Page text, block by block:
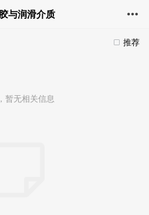
与润滑介质
推荐
暂无相关信息